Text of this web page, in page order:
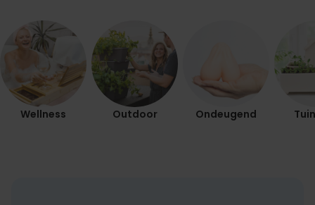
Wellness Outdoor Ondeugend